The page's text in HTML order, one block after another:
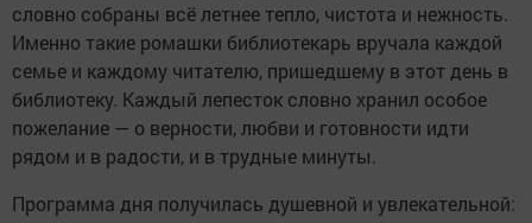
словно собраны всё летнее тепло, чистота и нежность.
Именно такие ромашки библиотекарь вручала каждой
семье и каждому читателю, пришедшему в этот день в
библиотеку. Каждый лепесток словно хранил особое
пожелание — о верности, любви и готовности идти
рядом и в радости, и в трудные минуты.
Программа дня получилась душевной и увлекательной: